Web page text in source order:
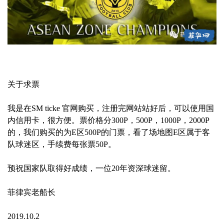
关于求票
我是在SM ticke 官网购买，注册完网站站好后，可以使用国
内信用卡，很方便。票价格分300P，500P，1000P，2000P
的，我们购买的为E区500P的门票，看了场地图E区属于客
队球迷区，手续费每张票50P。
预祝国家队取得好成绩，一位20年资深球迷留。
菲律宾老船长
2019.10.2